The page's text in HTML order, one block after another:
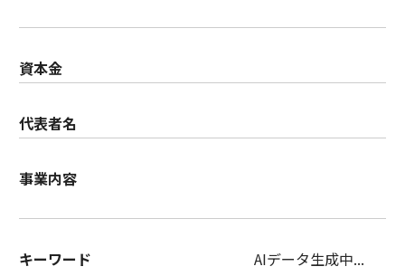
資本金
代表者名
事業内容
キーワード AIデータ生成中...